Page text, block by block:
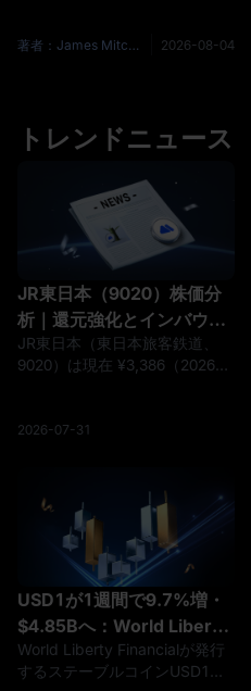
は、7月30日にSTAR Marketの
ンのサブスクリプションは8月
10日に同時に開始され、最終結
果は8月14日に公開されまし
た。21st Century Business
著者：James Mitchell 2026-08-04
トレンドニュース
JR東日本（9020）株価分
析｜還元強化とインバウン
ドで見直し、目標株価
¥4,091の鉄道最大手は買い
JR東日本（東日本旅客鉄道、
9020）は現在 ¥3,386（2026年
に加え不動産・駅ナカ物販が成
価は急伸し、アナリスト平均目
標株価は約¥4,091と2割の上昇
余地を示す。予想PER約15倍・
配当利回り2.5%と割高感もな
く、インバウンドと非運輸の成
長を中期の支えとみる。
2026-07-31
USD1が1週間で9.7%増・
$4.85Bへ：World Liberty
Financial発行ステーブルコ
インが3ヶ月100パーセンタ
World Liberty Financialが発行
するステーブルコインUSD1の